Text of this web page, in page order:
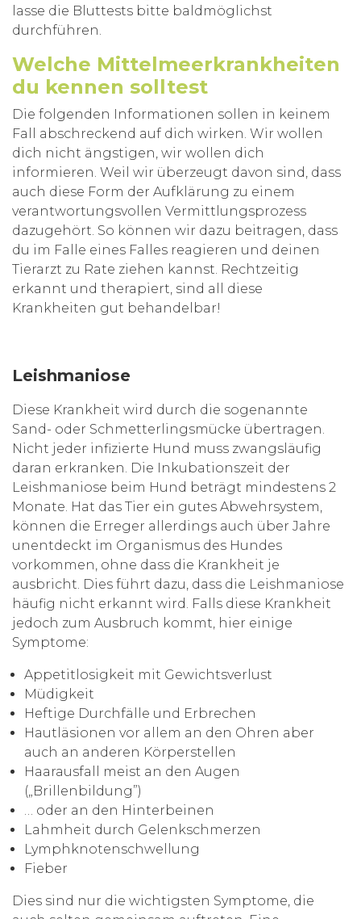
lasse die Bluttests bitte baldmöglichst
durchführen.
Welche Mittelmeerkrankheiten
du kennen solltest
Die folgenden Informationen sollen in keinem
Fall abschreckend auf dich wirken. Wir wollen
dich nicht ängstigen, wir wollen dich
informieren. Weil wir überzeugt davon sind, dass
auch diese Form der Aufklärung zu einem
verantwortungsvollen Vermittlungsprozess
dazugehört. So können wir dazu beitragen, dass
du im Falle eines Falles reagieren und deinen
Tierarzt zu Rate ziehen kannst. Rechtzeitig
erkannt und therapiert, sind all diese
Krankheiten gut behandelbar!
Leishmaniose
Diese Krankheit wird durch die sogenannte
Sand- oder Schmetterlingsmücke übertragen.
Nicht jeder infizierte Hund muss zwangsläufig
daran erkranken. Die Inkubationszeit der
Leishmaniose beim Hund beträgt mindestens 2
Monate. Hat das Tier ein gutes Abwehrsystem,
können die Erreger allerdings auch über Jahre
unentdeckt im Organismus des Hundes
vorkommen, ohne dass die Krankheit je
ausbricht. Dies führt dazu, dass die Leishmaniose
häufig nicht erkannt wird. Falls diese Krankheit
jedoch zum Ausbruch kommt, hier einige
Symptome:
Appetitlosigkeit mit Gewichtsverlust
Müdigkeit
Heftige Durchfälle und Erbrechen
Hautläsionen vor allem an den Ohren aber
auch an anderen Körperstellen
Haarausfall meist an den Augen
(„Brillenbildung”)
… oder an den Hinterbeinen
Lahmheit durch Gelenkschmerzen
Lymphknotenschwellung
Fieber
Dies sind nur die wichtigsten Symptome, die